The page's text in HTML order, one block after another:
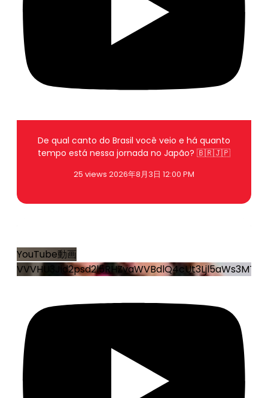
De qual canto do Brasil você veio e há quanto
tempo está nessa jornada no Japão? 🇧🇷🇯🇵
25 views 2026年8月3日 12:00 PM
YouTube動画